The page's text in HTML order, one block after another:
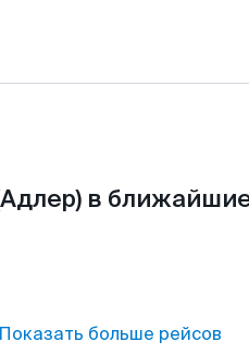
в
Показать больше рейсов